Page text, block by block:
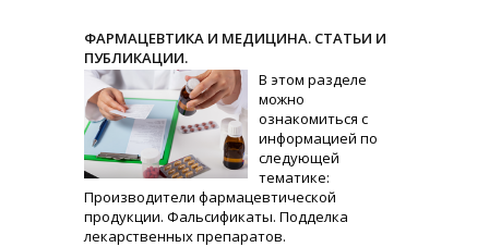
ФАРМАЦЕВТИКА И МЕДИЦИНА. СТАТЬИ И
ПУБЛИКАЦИИ.
В этом разделе
можно
ознакомиться с
информацией по
следующей
тематике:
Производители фармацевтической
продукции. Фальсификаты. Подделка
лекарственных препаратов.